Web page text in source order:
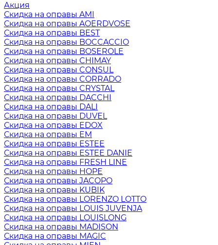
Акция
Скидка на оправы AMI
Скидка на оправы AOERDVOSE
Скидка на оправы BEST
Скидка на оправы BOCCACCIO
Скидка на оправы BOSEROLE
Скидка на оправы CHIMAY
Скидка на оправы CONSUL
Скидка на оправы CORRADO
Скидка на оправы CRYSTAL
Скидка на оправы DACCHI
Скидка на оправы DALI
Скидка на оправы DUVEL
Скидка на оправы EDOX
Скидка на оправы EM
Скидка на оправы ESTEE
Скидка на оправы ESTEE DANIE
Скидка на оправы FRESH LINE
Скидка на оправы HOPE
Скидка на оправы JACOPO
Скидка на оправы KUBIK
Скидка на оправы LORENZO LOTTO
Скидка на оправы LOUIS JUVENJA
Скидка на оправы LOUISLONG
Скидка на оправы MADISON
Скидка на оправы MAGIC